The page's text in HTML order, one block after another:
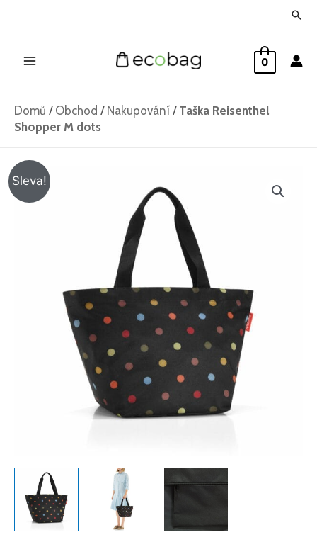
0
Domů / Obchod / Nakupování / Taška Reisenthel
Shopper M dots
Sleva!
459 Kč.
cena
je:
329 Kč.